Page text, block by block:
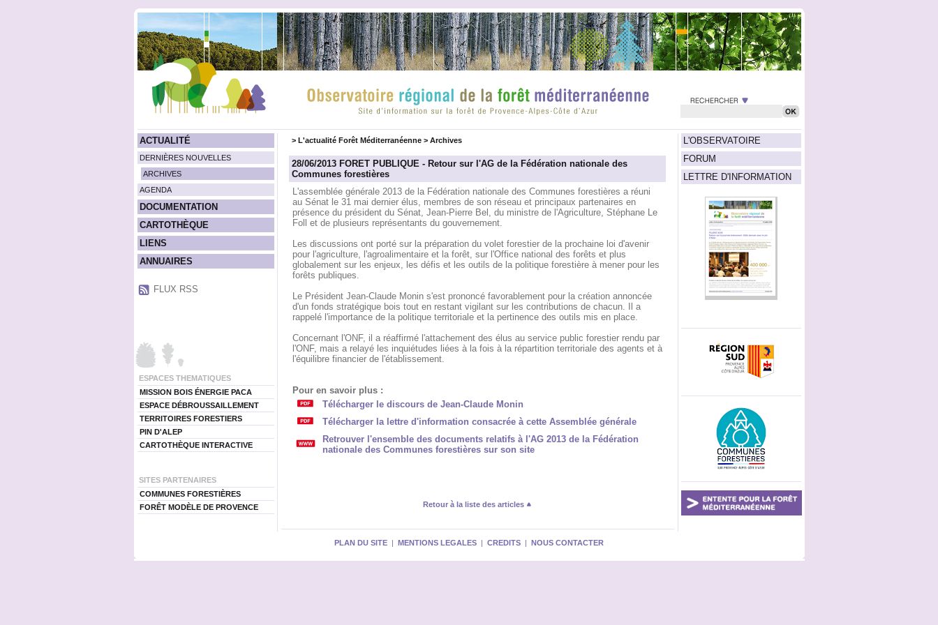
ACTUALITÉ
DERNIÈRES NOUVELLES
ARCHIVES
AGENDA
DOCUMENTATION
CARTOTHÈQUE
LIENS
ANNUAIRES
FLUX RSS
ESPACES THEMATIQUES
MISSION BOIS ÉNERGIE PACA
ESPACE DÉBROUSSAILLEMENT
TERRITOIRES FORESTIERS
PIN D'ALEP
CARTOTHÈQUE INTERACTIVE
SITES PARTENAIRES
COMMUNES FORESTIÈRES
FORÊT MODÈLE DE PROVENCE
L'OBSERVATOIRE
FORUM
LETTRE D'INFORMATION
> L'actualité Forêt Méditerranéenne> Archives
28/06/2013 FORET PUBLIQUE - Retour sur l'AG de la Fédération nationale des
Communes forestières
L'assemblée générale 2013 de la Fédération nationale des Communes forestières a réuni
au Sénat le 31 mai dernier élus, membres de son réseau et principaux partenaires en
présence du président du Sénat, Jean-Pierre Bel, du ministre de l'Agriculture, Stéphane Le
Foll et de plusieurs représentants du gouvernement.
Les discussions ont porté sur la préparation du volet forestier de la prochaine loi d'avenir
pour l'agriculture, l'agroalimentaire et la forêt, sur l'Office national des forêts et plus
globalement sur les enjeux, les défis et les outils de la politique forestière à mener pour les
forêts publiques.
Le Président Jean-Claude Monin s'est prononcé favorablement pour la création annoncée
d'un fonds stratégique bois tout en restant vigilant sur les contributions de chacun. Il a
rappelé l'importance de la politique territoriale et la pertinence des outils mis en place.
Concernant l'ONF, il a réaffirmé l'attachement des élus au service public forestier rendu par
l'ONF, mais a relayé les inquiétudes liées à la fois à la répartition territoriale des agents et à
l'équilibre financier de l'établissement.
Pour en savoir plus :
Télécharger le discours de Jean-Claude Monin
Télécharger la lettre d'information consacrée à cette Assemblée générale
Retrouver l'ensemble des documents relatifs à l'AG 2013 de la Fédération
nationale des Communes forestières sur son site
Retour à la liste des articles
PLAN DU SITE | MENTIONS LEGALES | CREDITS | NOUS CONTACTER